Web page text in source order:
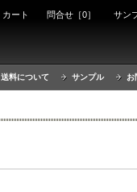
送料について サンプル お
カート 問合せ［0］ サン